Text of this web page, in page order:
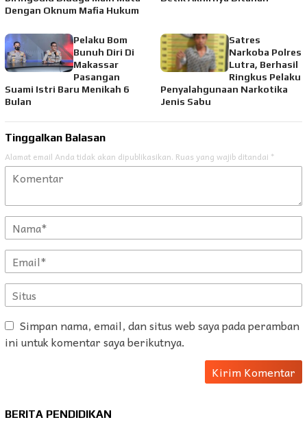
Dengan Oknum Mafia Hukum
Pelaku Bom
Bunuh Diri Di
Makassar
Pasangan
Suami Istri Baru Menikah 6
Bulan
Satres
Narkoba Polres
Lutra, Berhasil
Ringkus Pelaku
Penyalahgunaan Narkotika
Jenis Sabu
Tinggalkan Balasan
Alamat email Anda tidak akan dipublikasikan. Ruas yang wajib ditandai *
Simpan nama, email, dan situs web saya pada peramban
ini untuk komentar saya berikutnya.
BERITA PENDIDIKAN